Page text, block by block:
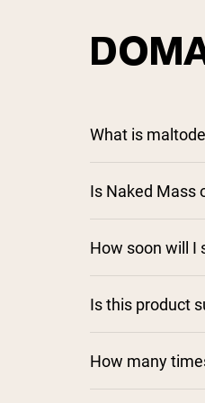
What is
Is Naked Mass
How soon will I
Is this product
How many